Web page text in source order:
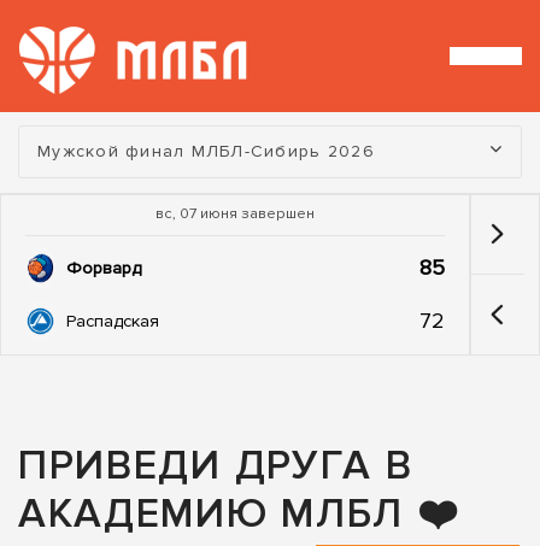
Турнир:
Мужской финал МЛБЛ-Сибирь 2026
вс, 07 июня завершен
Форвард 85
Распадская 72
ПРИВЕДИ ДРУГА В
АКАДЕМИЮ МЛБЛ ❤️